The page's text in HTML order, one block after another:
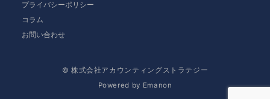
プライバシーポリシー
コラム
お問い合わせ
© 株式会社アカウンティングストラテジー
Powered by Emanon